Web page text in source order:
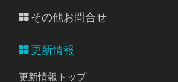
その他お問合せ
更新情報
更新情報トップ